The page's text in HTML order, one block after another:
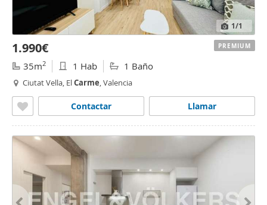
1/1
1.990€
35m2 1 Hab 1 Baño
Ciutat Vella, ElCarme, Valencia
Llamar
Contactar
PREMIUM